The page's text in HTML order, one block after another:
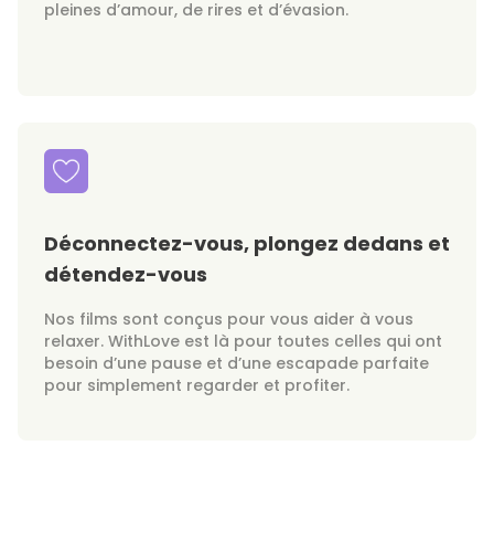
pleines d’amour, de rires et d’évasion.
Déconnectez-vous, plongez dedans et
détendez-vous
Nos films sont conçus pour vous aider à vous
relaxer. WithLove est là pour toutes celles qui ont
besoin d’une pause et d’une escapade parfaite
pour simplement regarder et profiter.